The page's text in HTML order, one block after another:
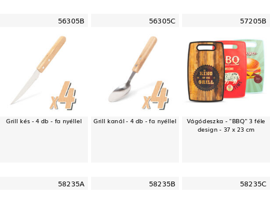
56305B
Grill kés - 4 db - fa nyéllel
56305C
Grill kanál - 4 db - fa nyéllel
57205B
Vágódeszka - "BBQ" 3 féle
design - 37 x 23 cm
58235A 58235B 58235C